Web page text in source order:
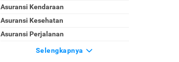
Asuransi Kendaraan
Asuransi Kesehatan
Asuransi Perjalanan
Selengkapnya